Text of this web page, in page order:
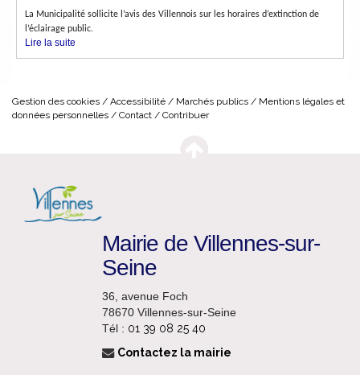
La Municipalité sollicite l’avis des Villennois sur les horaires d’extinction de
l’éclairage public.
Lire la suite
Gestion des cookies Accessibilité Marchés publics
Mentions légales et
données personnelles
Contact Contribuer
Mairie de Villennes-sur-
Seine
36, avenue Foch
78670 Villennes-sur-Seine
Tél : 01 39 08 25 40
Contactez la mairie